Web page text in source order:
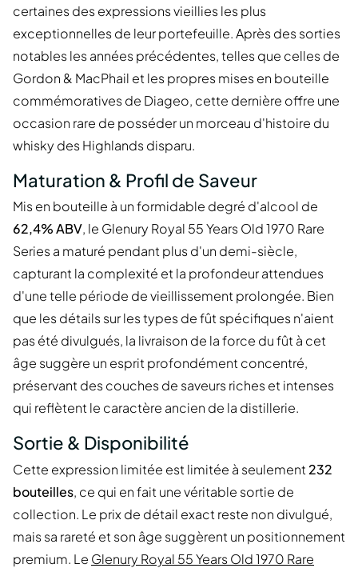
certaines des expressions vieillies les plus
exceptionnelles de leur portefeuille. Après des sorties
notables les années précédentes, telles que celles de
Gordon & MacPhail et les propres mises en bouteille
commémoratives de Diageo, cette dernière offre une
occasion rare de posséder un morceau d'histoire du
whisky des Highlands disparu.
Maturation & Profil de Saveur
Mis en bouteille à un formidable degré d'alcool de
62,4% ABV, le Glenury Royal 55 Years Old 1970 Rare
Series a maturé pendant plus d'un demi-siècle,
capturant la complexité et la profondeur attendues
d'une telle période de vieillissement prolongée. Bien
que les détails sur les types de fût spécifiques n'aient
pas été divulgués, la livraison de la force du fût à cet
âge suggère un esprit profondément concentré,
préservant des couches de saveurs riches et intenses
qui reflètent le caractère ancien de la distillerie.
Sortie & Disponibilité
Cette expression limitée est limitée à seulement 232
bouteilles, ce qui en fait une véritable sortie de
collection. Le prix de détail exact reste non divulgué,
mais sa rareté et son âge suggèrent un positionnement
premium. Le Glenury Royal 55 Years Old 1970 Rare